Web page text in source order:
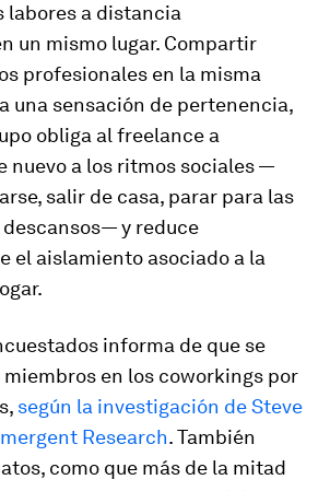
labores a distancia
un mismo lugar. Compartir
profesionales en la misma
una sensación de pertenencia,
obliga al freelance a
nuevo a los ritmos sociales —
salir de casa, parar para las
y reduce
el aislamiento asociado a la
informa de que se
en los coworkings por
según la investigación de Steve
Research. También
como que más de la mitad